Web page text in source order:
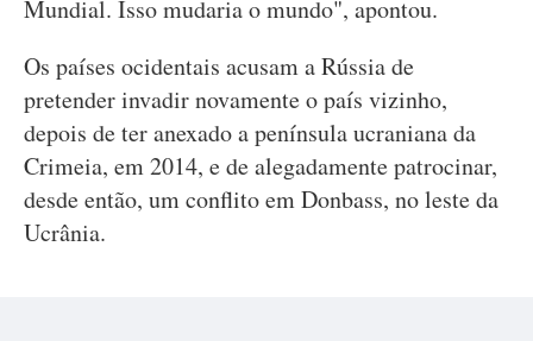
Mundial. Isso mudaria o mundo", apontou.
Os países ocidentais acusam a Rússia de
pretender invadir novamente o país vizinho,
depois de ter anexado a península ucraniana da
Crimeia, em 2014, e de alegadamente patrocinar,
desde então, um conflito em Donbass, no leste da
Ucrânia.